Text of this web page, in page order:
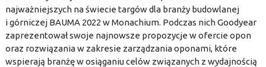
najważniejszych na świecie targów dla branży budowlanej
i górniczej BAUMA 2022 w Monachium. Podczas nich Goodyear
zaprezentował swoje najnowsze propozycje w ofercie opon
oraz rozwiązania w zakresie zarządzania oponami, które
wspierają branżę w osiąganiu celów związanych z wydajnością